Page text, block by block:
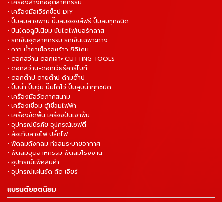
• เครื่องล้างท่ออุตสาหกรรม
• เครื่องมือเวิร์คช็อป DIY
• ปั๊มลมสายพาน ปั๊มลมออยล์ฟรี ปั๊มลมทุกชนิด
• ปันไดอลูมิเนียม บันไดไฟเบอร์กลาส
• รถเข็นอุตสาหกรรม รถเข็นเฉพาะทาง
• กาว น้ำยาเช็ครอยร้าว ซิลิโคน
• ดอกสว่าน ดอกเจาะ CUTTING TOOLS
• ดอกสว่าน-ดอกเจียร์คาร์ไบท์
• ดอกต๊าป ดายต๊าป ด้ามต๊าป
• ปั๊มน้ำ ปั๊มจุ่ม ปั๊มไดโว่ ปั๊มสูบน้ำทุกชนิด
• เครื่องมือวัดภาคสนาม
• เครื่องเชื่อม ตู้เชื่อมไฟฟ้า
• เครื่องขัดพื้น เครื่องปั่นเงาพื้น
• อุปกรณ์นิรภัย อุปกรณ์เซฟตี้
• ล้อเก็บสายไฟ ปลั๊กไฟ
• พัดลมถังกลม ท่อลมระบายอากาศ
• พัดลมอุตสาหกรรม พัดลมโรงงาน
• อุปกรณ์แพ็คสินค้า
• อุปกรณ์แผ่นขัด ตัด เจียร์
แบรนด์ยอดนิยม